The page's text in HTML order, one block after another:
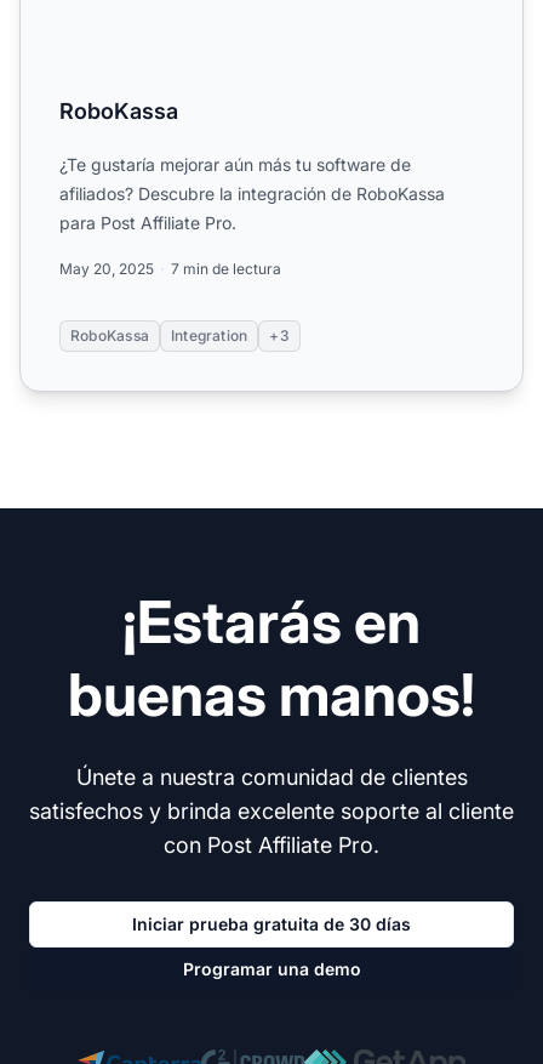
RoboKassa
¿Te gustaría mejorar aún más tu software de
afiliados? Descubre la integración de RoboKassa
para Post Affiliate Pro.
May 20, 2025 7 min de lectura
RoboKassa Integration +3
¡Estarás en
buenas manos!
Únete a nuestra comunidad de clientes
satisfechos y brinda excelente soporte al cliente
con Post Affiliate Pro.
Iniciar prueba gratuita de 30 días
Programar una demo